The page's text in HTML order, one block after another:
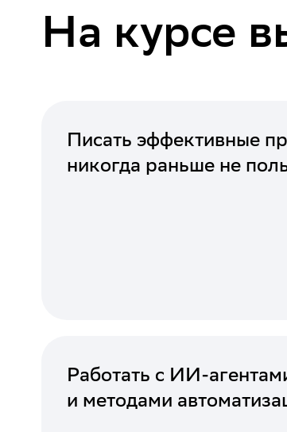
На курсе
Писать эффективные
никогда раньше не
Работать с ИИ-
и методами